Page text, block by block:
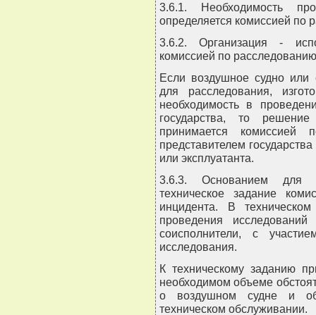
3.6.1. Необходимость
определяется комиссией по
3.6.2. Организация -
комиссией по
Если воздушное судно или
для расследования,
необходимость в
государства, то
принимается комиссией
представителем
или эксплуатанта.
3.6.3. Основанием для
техническое задание
инцидента. В
проведения
соисполнители, с
исследования.
К техническому заданию
необходимом объеме
о воздушном судне и
техническом обслуживании.